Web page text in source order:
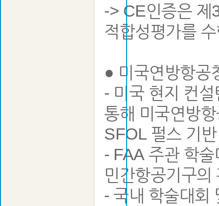
-> CE인증은 제
적합성평가를
● 미국연방항공
- 미국 현지 컨
통해 미국연방
SFOL 펄스 기
- FAA 주관 학
민간항공기구
- 국내 학술대회